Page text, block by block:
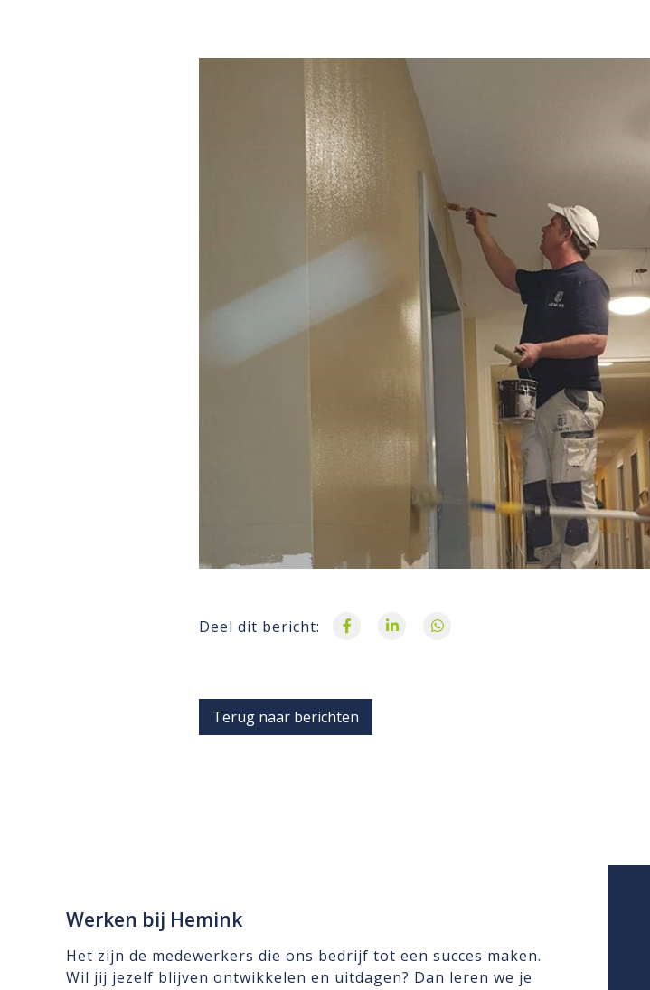
Deel dit bericht:
Terug naar berichten
Werken bij Hemink
Het zijn de medewerkers die ons bedrijf tot een succes maken.
Wil jij jezelf blijven ontwikkelen en uitdagen? Dan leren we je